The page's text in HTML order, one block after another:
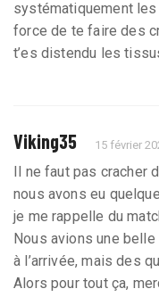
systématiquement
force de te faire des
t’es distendu les
Viking35 15 février
Il ne faut pas cracher
nous avons eu
je me rappelle du
Nous avions une
à l’arrivée, mais des
Alors pour tout ça,